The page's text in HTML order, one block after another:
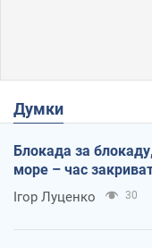
Думки
Блокада за
море – час
Ігор Луценко 30